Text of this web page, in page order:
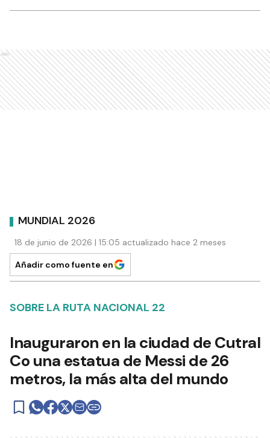
Ads
MUNDIAL 2026
18 de junio de 2026 | 15:05 actualizado hace 2 meses
Añadir como fuente en
SOBRE LA RUTA NACIONAL 22
Inauguraron en la ciudad de Cutral
Co una estatua de Messi de 26
metros, la más alta del mundo